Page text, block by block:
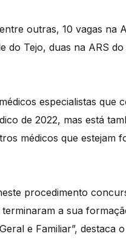
outras, 10 vagas na
do Tejo, duas na ARS
especialistas que
de 2022, mas está
médicos que estejam
procedimento
a sua
e Familiar”, destaca